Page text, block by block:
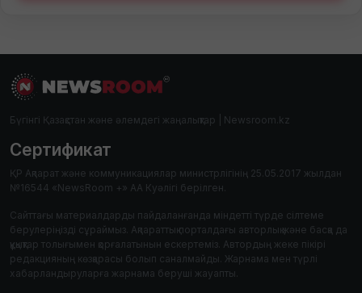
Бүгінгі Қазақстан және әлемдегі жаңалықтар | Newsroom.kz
Сертификат
ҚР Ақпарат және коммуникациялар министрлігінің 25.05.2017 жылдан
№16544 «NewsRoom +» АА Куәлігі берілген.
Сайттағы материалдарды пайдаланғанда міндетті түрде сілтеме
берулеріңізді сұраймыз. Ақпараттық порталдағы авторлық және басқа да
құқықтар толығымен қорғалатынын ескертеміз. Автордың жеке пікірі
редакцияның көзқарасы болып саналмайды. Жарнама мен түрлі
хабарландыруларға жарнама беруші жауапты.